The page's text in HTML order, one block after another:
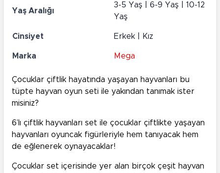
Yaş Aralığı
3-5 Yaş | 6-9 Yaş | 10-12
Yaş
Cinsiyet Erkek | Kız
Marka Mega
Çocuklar çiftlik hayatında yaşayan hayvanları bu
tüpte hayvan oyun seti ile yakından tanımak ister
misiniz?
6’lı çiftlik hayvanları set ile çocuklar çiftlikte yaşayan
hayvanları oyuncak figürleriyle hem tanıyacak hem
de eğlenerek oynayacaklar!
Çocuklar set içerisinde yer alan birçok çeşit hayvan